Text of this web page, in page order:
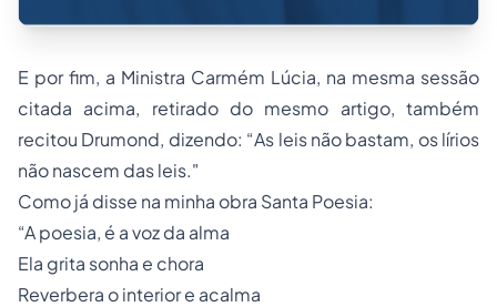
E por fim, a Ministra Carmém Lúcia, na mesma sessão
citada acima, retirado do mesmo artigo, também
recitou Drumond, dizendo: “As leis não bastam, os lírios
não nascem das leis."
Como já disse na minha obra Santa Poesia:
“A poesia, é a voz da alma
Ela grita sonha e chora
Reverbera o interior e acalma